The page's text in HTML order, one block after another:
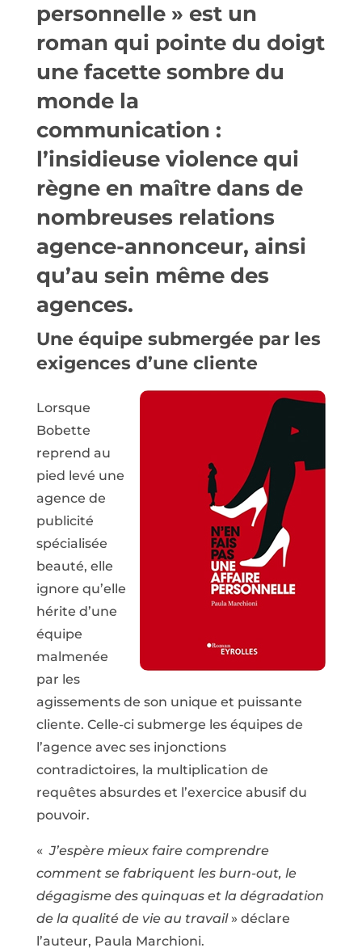
personnelle » est un
roman qui pointe du doigt
une facette sombre du
monde la
communication :
l’insidieuse violence qui
règne en maître dans de
nombreuses relations
agence-annonceur, ainsi
qu’au sein même des
agences.
Une équipe submergée par les
exigences d’une cliente
Lorsque
Bobette
reprend au
pied levé une
agence de
publicité
spécialisée
beauté, elle
ignore qu’elle
hérite d’une
équipe
malmenée
par les
agissements de son unique et puissante
cliente. Celle-ci submerge les équipes de
l’agence avec ses injonctions
contradictoires, la multiplication de
requêtes absurdes et l’exercice abusif du
pouvoir.
«J’espère mieux faire comprendre
comment se fabriquent les burn-out, le
dégagisme des quinquas et la dégradation
de la qualité de vie au travail» déclare
l’auteur, Paula Marchioni.